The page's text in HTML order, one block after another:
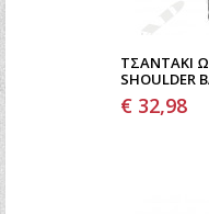
ΤΣΑΝΤΆΚΙ
SHOULDER
€ 32,98